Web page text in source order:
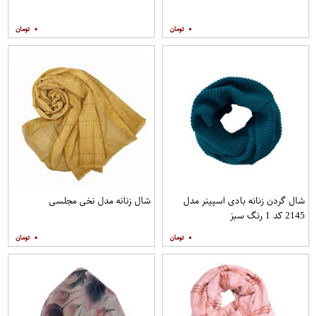
۰ ۰
شال گردن زنانه بادی اسپینر مدل
2145 کد 1 رنگ سبز
۰
شال زنانه مدل نخی مجلسی
۰